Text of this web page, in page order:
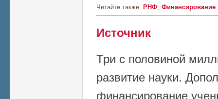
Читайте также: РНФ Финансирование
Источник
Три с половиной
развитие науки.
финансирование